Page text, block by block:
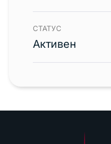
СТАТУС
Активен